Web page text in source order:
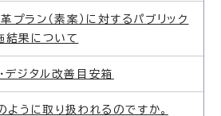
プラン（素案）に対するパブリック
結果について
デジタル改善目安箱
ように取り扱われるのですか。